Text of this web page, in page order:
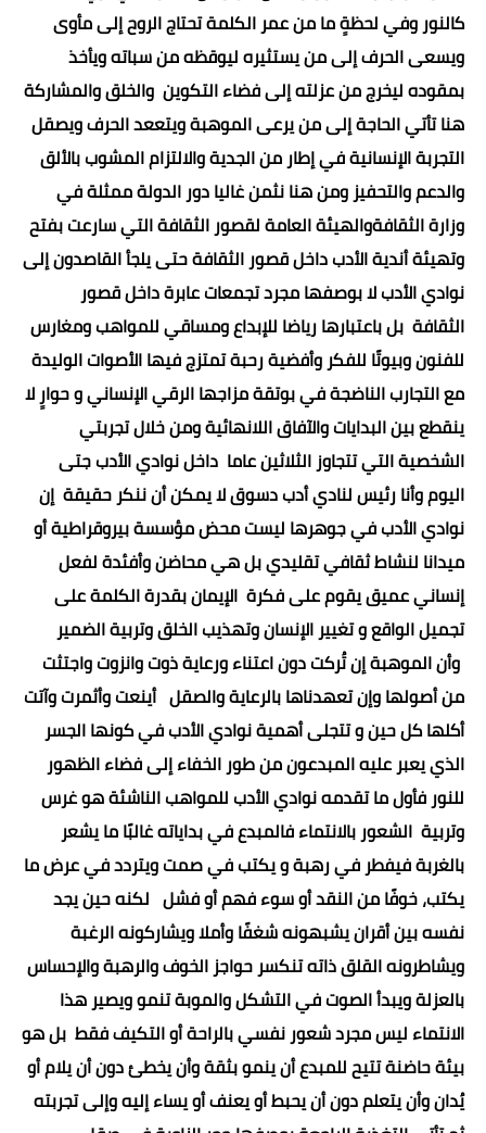
كالنور وفي لحظةٍ ما من عمر الكلمة تحتاج الروح إلى مأوى
ويسعى الحرف إلى من يستثيره ليوقظه من سباته ويأخذ
بمقوده ليخرج من عزلته إلى فضاء التكوين والخلق والمشاركة
هنا تأتي الحاجة إلى من يرعى الموهبة ويتععد الحرف ويصقل
التجربة الإنسانية في إطار من الجدية والالتزام المشوب بالألق
والدعم والتحفيز ومن هنا نثمن غاليا دور الدولة ممثلة في
وزارة الثقافةوالهيئة العامة لقصور الثقافة التي سارعت بفتح
وتهيئة أندية الأدب داخل قصور الثقافة حتى يلجأ القاصدون إلى
نوادي الأدب لا بوصفها مجرد تجمعات عابرة داخل قصور
الثقافة بل باعتبارها رياضا للإبداع ومساقي للمواهب ومغارس
للفنون وبيوتًا للفكر وأفضية رحبة تمتزج فيها الأصوات الوليدة
مع التجارب الناضجة في بوتقة مزاجها الرقي الإنساني و حوارٍ لا
ينقطع بين البدايات والآفاق اللانهائية ومن خلال تجربتي
الشخصية التي تتجاوز الثلاثين عاما داخل نوادي الأدب جتى
اليوم وأنا رئيس لنادي أدب دسوق لا يمكن أن ننكر حقيقة إن
نوادي الأدب في جوهرها ليست محض مؤسسة بيروقراطية أو
ميدانا لنشاط ثقافي تقليدي بل هي محاضن وأفئدة لفعل
إنساني عميق يقوم على فكرة الإيمان بقدرة الكلمة على
تجميل الواقع و تغيير الإنسان وتهذيب الخلق وتربية الضمير
وأن الموهبة إن تُركت دون اعتناء ورعاية ذوت وانزوت واجتثت
من أصولها وإن تعهدناها بالرعاية والصقل أينعت وأثمرت وآتت
أكلها كل حين و تتجلى أهمية نوادي الأدب في كونها الجسر
الذي يعبر عليه المبدعون من طور الخفاء إلى فضاء الظهور
للنور فأول ما تقدمه نوادي الأدب للمواهب الناشئة هو غرس
وتربية الشعور بالانتماء فالمبدع في بداياته غالبًا ما يشعر
بالغربة فيفطر في رهبة و يكتب في صمت ويتردد في عرض ما
يكتب، خوفًا من النقد أو سوء فهم أو فشل لكنه حين يجد
نفسه بين أقران يشبهونه شغفًا وأملا ويشاركونه الرغبة
ويشاطرونه القلق ذاته تنكسر حواجز الخوف والرهبة والإحساس
بالعزلة ويبدأ الصوت في التشكل والموبة تنمو ويصير هذا
الانتماء ليس مجرد شعور نفسي بالراحة أو التكيف فقط بل هو
بيئة حاضنة تتيح للمبدع أن ينمو بثقة وأن يخطئ دون أن يلام أو
يُدان وأن يتعلم دون أن يحبط أو يعنف أو يساء إليه وإلى تجربته